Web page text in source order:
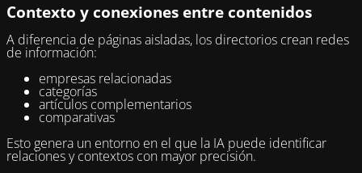
Contexto y conexiones entre contenidos
A diferencia de páginas aisladas, los directorios crean redes
de información:
empresas relacionadas
categorías
artículos complementarios
comparativas
Esto genera un entorno en el que la IA puede identificar
relaciones y contextos con mayor precisión.